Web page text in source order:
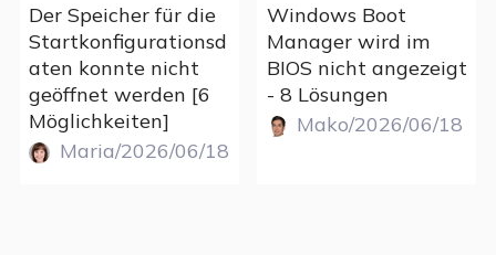
Der Speicher für die
Startkonfigurationsd
aten konnte nicht
geöffnet werden [6
Möglichkeiten]
Maria/2026/06/18
Windows Boot
Manager wird im
BIOS nicht angezeigt
- 8 Lösungen
Mako/2026/06/18